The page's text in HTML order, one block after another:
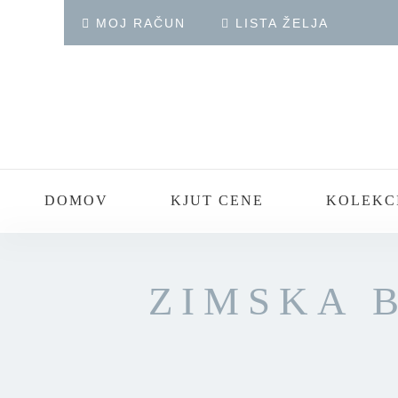
MOJ RAČUN LISTA ŽELJA
DOMOV KJUT CENE
ZIMSKA